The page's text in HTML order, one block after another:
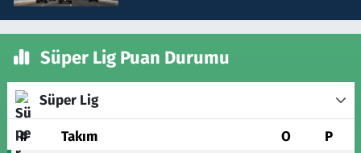
Süper Lig Puan Durumu
Süper Lig
# Takım O P